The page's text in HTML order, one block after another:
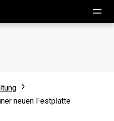
neuen Festplatte